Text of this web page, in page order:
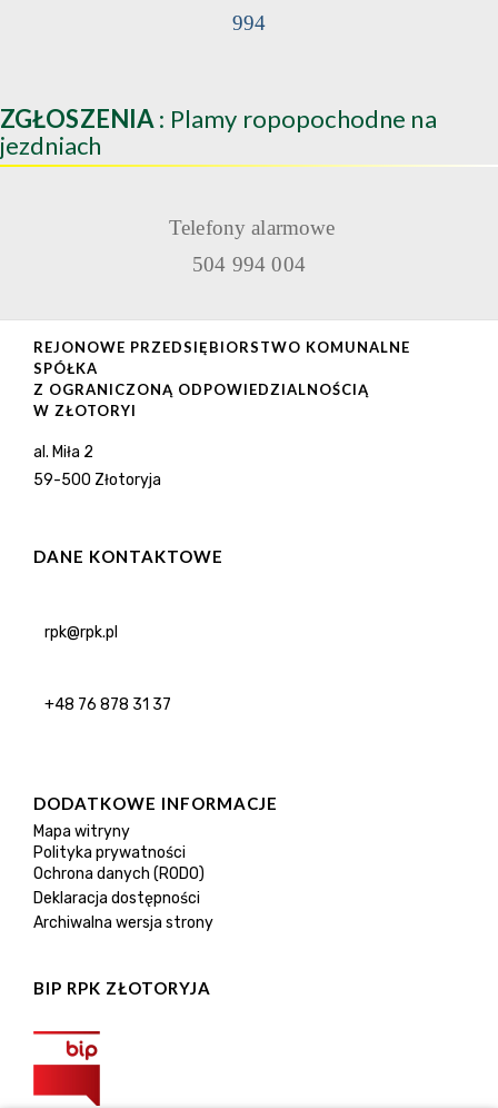
994
ZGŁOSZENIA : Plamy ropopochodne na
jezdniach
Telefony alarmowe
504 994 004
REJONOWE PRZEDSIĘBIORSTWO KOMUNALNE
SPÓŁKA
Z OGRANICZONĄ ODPOWIEDZIALNOŚCIĄ
W ZŁOTORYI
al. Miła 2
59-500 Złotoryja
DANE KONTAKTOWE
rpk@rpk.pl
+48 76 878 31 37
DODATKOWE INFORMACJE
Mapa witryny
Polityka prywatności
Ochrona danych (RODO)
Deklaracja dostępności
Archiwalna wersja strony
BIP RPK ZŁOTORYJA